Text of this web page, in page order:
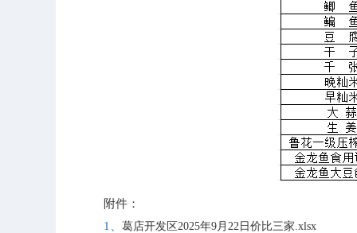
附件：
1、 葛店开发区2025年9月22日价比三家.xlsx